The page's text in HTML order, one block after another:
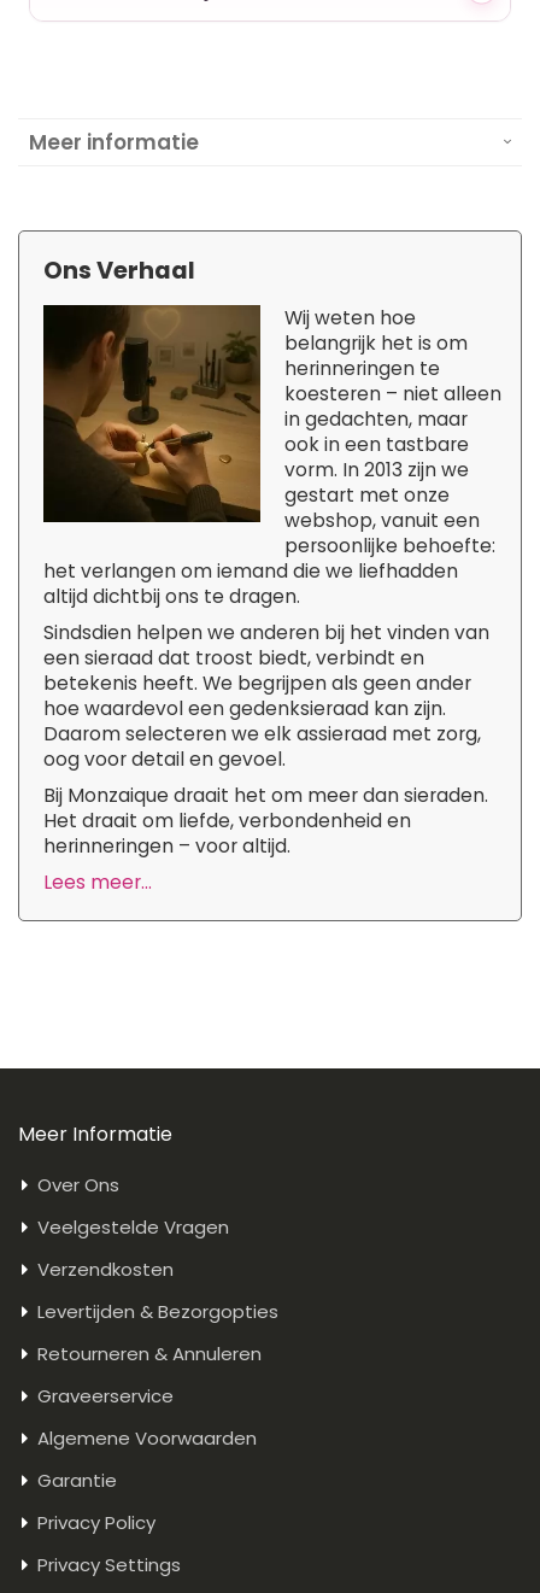
Meer informatie
Ons Verhaal
Wij weten hoe
belangrijk het is om
herinneringen te
koesteren – niet alleen
in gedachten, maar
ook in een tastbare
vorm. In 2013 zijn we
gestart met onze
webshop, vanuit een
persoonlijke behoefte:
het verlangen om iemand die we liefhadden
altijd dichtbij ons te dragen.
Sindsdien helpen we anderen bij het vinden van
een sieraad dat troost biedt, verbindt en
betekenis heeft. We begrijpen als geen ander
hoe waardevol een gedenksieraad kan zijn.
Daarom selecteren we elk assieraad met zorg,
oog voor detail en gevoel.
Bij Monzaique draait het om meer dan sieraden.
Het draait om liefde, verbondenheid en
herinneringen – voor altijd.
Lees meer...
Meer Informatie
Over Ons
Veelgestelde Vragen
Verzendkosten
Levertijden & Bezorgopties
Retourneren & Annuleren
Graveerservice
Algemene Voorwaarden
Garantie
Privacy Policy
Privacy Settings